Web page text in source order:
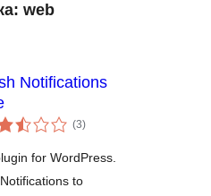
web
Notifications
(3укупних
оцена
)
for WordPress.
to